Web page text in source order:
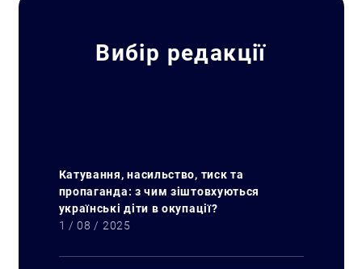
Вибір редакції
Катування, насильство, тиск та
пропаганда: з чим зіштовхуються
українські діти в окупації?
1 / 08 / 2025